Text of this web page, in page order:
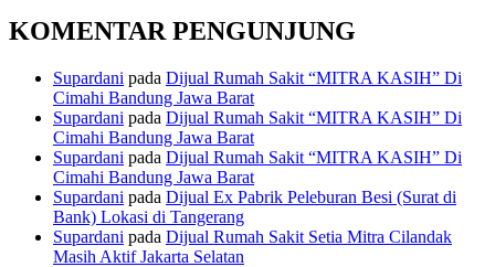
KOMENTAR PENGUNJUNG
Supardani pada Dijual Rumah Sakit “MITRA KASIH” Di
Cimahi Bandung Jawa Barat
Supardani pada Dijual Rumah Sakit “MITRA KASIH” Di
Cimahi Bandung Jawa Barat
Supardani pada Dijual Rumah Sakit “MITRA KASIH” Di
Cimahi Bandung Jawa Barat
Supardani pada Dijual Ex Pabrik Peleburan Besi (Surat di
Bank) Lokasi di Tangerang
Supardani pada Dijual Rumah Sakit Setia Mitra Cilandak
Masih Aktif Jakarta Selatan